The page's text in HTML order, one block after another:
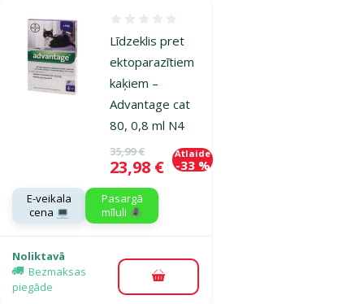
Līdzeklis pret
ektoparazītiem
kaķiem –
Advantage cat
80, 0,8 ml N4
Oriģinālā cena
35,99 €
Cena
23,98 €
Atlaide
-33 %
E-veikala
cena 💻
Pasargā
mīluli 🕷️
Noliktavā
Bezmaksas
piegāde
Pievienot grozam